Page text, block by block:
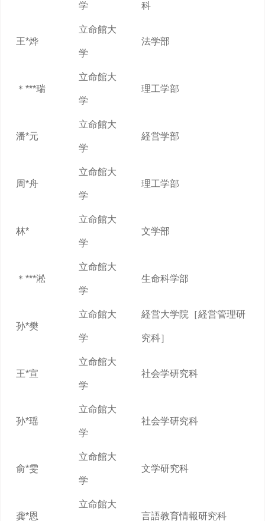
学 科
王*烨
立命館大
学
法学部
＊***瑞
立命館大
学
理工学部
潘*元
立命館大
学
経営学部
周*舟
立命館大
学
理工学部
林*
立命館大
学
文学部
＊***淞
立命館大
学
生命科学部
孙*樊
立命館大
学
経営大学院［経営管理研
究科］
王*宣
立命館大
学
社会学研究科
孙*瑶
立命館大
学
社会学研究科
俞*雯
立命館大
学
文学研究科
龚*恩
立命館大
言語教育情報研究科